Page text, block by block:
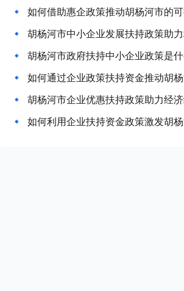
如何借助惠企政策推动胡杨河市的
胡杨河市中小企业发展扶持政策助
胡杨河市政府扶持中小企业政策是什
如何通过企业政策扶持资金推动胡
胡杨河市企业优惠扶持政策助力经
如何利用企业扶持资金政策激发胡